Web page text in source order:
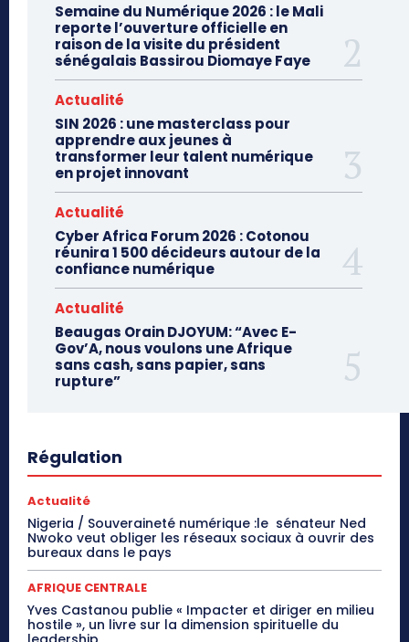
Semaine du Numérique 2026 : le Mali
reporte l’ouverture officielle en
raison de la visite du président
sénégalais Bassirou Diomaye Faye
Actualité
SIN 2026 : une masterclass pour
apprendre aux jeunes à
transformer leur talent numérique
en projet innovant
Actualité
Cyber Africa Forum 2026 : Cotonou
réunira 1 500 décideurs autour de la
confiance numérique
Actualité
Beaugas Orain DJOYUM: “Avec E-
Gov’A, nous voulons une Afrique
sans cash, sans papier, sans
rupture”
Régulation
Actualité
Nigeria / Souveraineté numérique :le sénateur Ned
Nwoko veut obliger les réseaux sociaux à ouvrir des
bureaux dans le pays
AFRIQUE CENTRALE
Yves Castanou publie « Impacter et diriger en milieu
hostile », un livre sur la dimension spirituelle du